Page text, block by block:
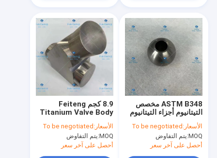
8.9 كجم Feiteng
Titanium Valve Body
Custom Titanium
Parts
الأسعار: To be negotiated
MOQ: يتم التفاوض
أحصل على آخر سعر
ASTM B348 مخصص
التيتانيوم أجزاء التيتانيوم
صمام الكرة Gr5.0
الأسعار: To be negotiated
MOQ: يتم التفاوض
أحصل على آخر سعر